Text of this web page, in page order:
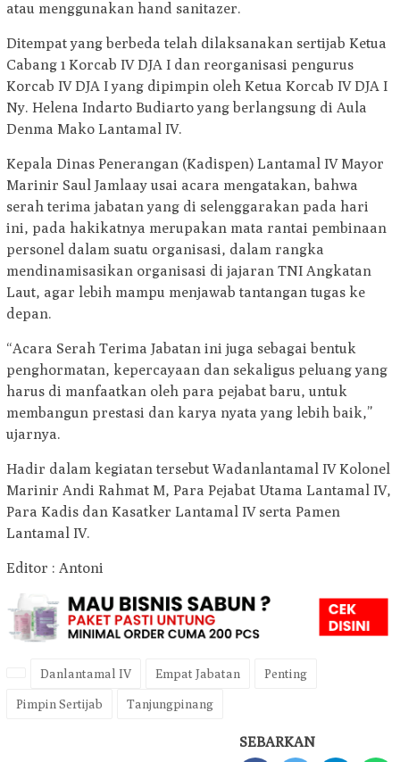
atau menggunakan hand sanitazer.
Ditempat yang berbeda telah dilaksanakan sertijab Ketua
Cabang 1 Korcab IV DJA I dan reorganisasi pengurus
Korcab IV DJA I yang dipimpin oleh Ketua Korcab IV DJA I
Ny. Helena Indarto Budiarto yang berlangsung di Aula
Denma Mako Lantamal IV.
Kepala Dinas Penerangan (Kadispen) Lantamal IV Mayor
Marinir Saul Jamlaay usai acara mengatakan, bahwa
serah terima jabatan yang di selenggarakan pada hari
ini, pada hakikatnya merupakan mata rantai pembinaan
personel dalam suatu organisasi, dalam rangka
mendinamisasikan organisasi di jajaran TNI Angkatan
Laut, agar lebih mampu menjawab tantangan tugas ke
depan.
“Acara Serah Terima Jabatan ini juga sebagai bentuk
penghormatan, kepercayaan dan sekaligus peluang yang
harus di manfaatkan oleh para pejabat baru, untuk
membangun prestasi dan karya nyata yang lebih baik,”
ujarnya.
Hadir dalam kegiatan tersebut Wadanlantamal IV Kolonel
Marinir Andi Rahmat M, Para Pejabat Utama Lantamal IV,
Para Kadis dan Kasatker Lantamal IV serta Pamen
Lantamal IV.
Editor : Antoni
Danlantamal IV Empat Jabatan Penting
Pimpin Sertijab Tanjungpinang
SEBARKAN